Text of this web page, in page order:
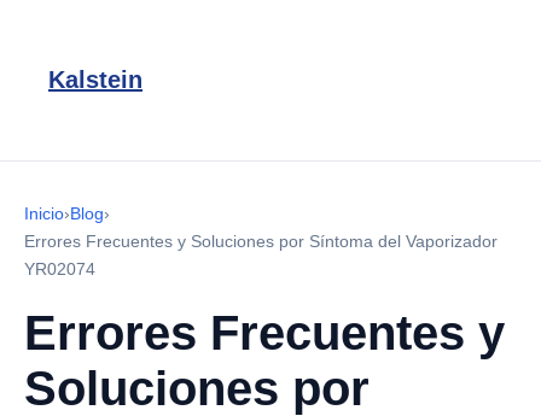
Kalstein
Inicio›Blog›
Errores Frecuentes y Soluciones por Síntoma del Vaporizador
YR02074
Errores Frecuentes y
Soluciones por